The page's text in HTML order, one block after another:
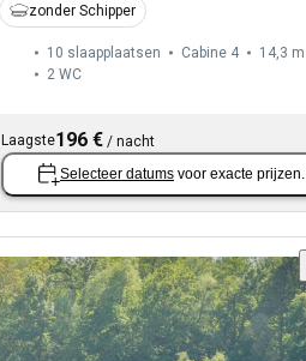
zonder Schipper
10 slaapplaatsen Cabine 4
14,3 m
2 WC
Laagste196 €/ nacht
Selecteer datums voor exacte prijzen.